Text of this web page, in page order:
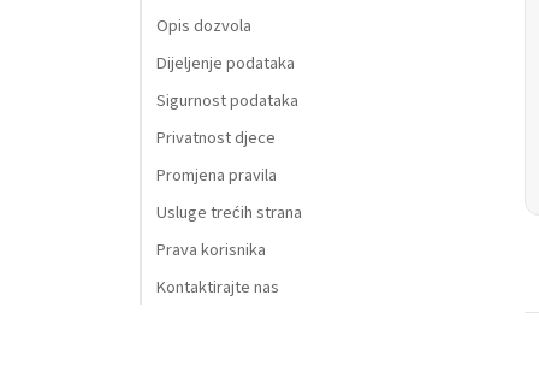
Opis dozvola
Dijeljenje podataka
Sigurnost podataka
Privatnost djece
Promjena pravila
Usluge trećih strana
Prava korisnika
Kontaktirajte nas